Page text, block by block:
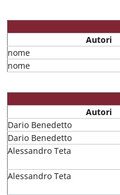
Autori
nome
nome
Autori
Dario Benedetto
Dario Benedetto
Alessandro Teta
Alessandro Teta